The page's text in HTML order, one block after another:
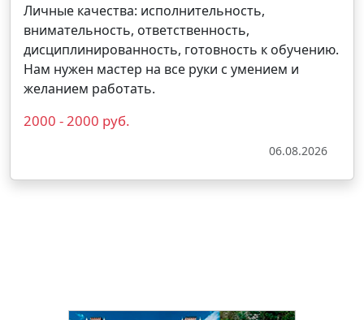
Личные качества: исполнительность,
внимательность, ответственность,
дисциплинированность, готовность к обучению.
Нам нужен мастер на все руки с умением и
желанием работать.
2000 - 2000 руб.
06.08.2026